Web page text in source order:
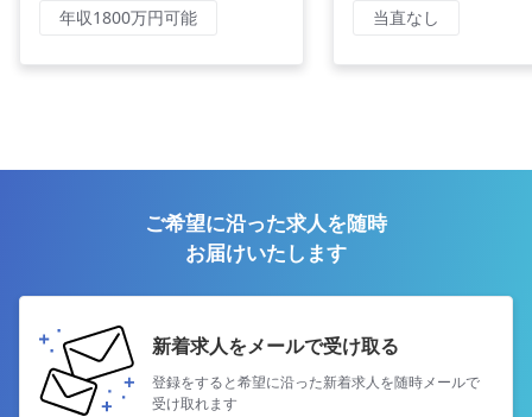
年収1800万円可能 当直なし
ご希望に沿った求人を随時
お届けいたします
新着求人をメールで受け取る
登録をすると希望に沿った新着求人を随時メールで
受け取れます